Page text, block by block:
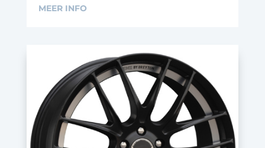
MEER INFO